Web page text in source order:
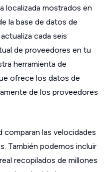
localizada mostrados en
la base de datos de
cada seis
de proveedores en tu
herramienta de
ofrece los datos de
de los proveedores
las velocidades
También podemos incluir
recopilados de millones